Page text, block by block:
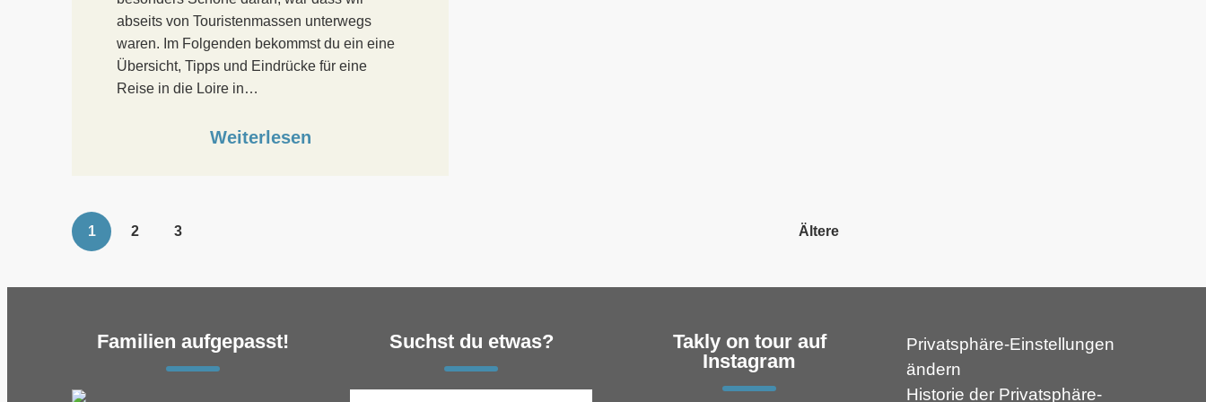
abseits von Touristenmassen unterwegs
waren. Im Folgenden bekommst du ein eine
Übersicht, Tipps und Eindrücke für eine
Reise in die Loire in…
Weiterlesen
1 2 3 Ältere
Familien aufgepasst! Suchst du etwas?
Takly on tour auf
Instagram
Privatsphäre-Einstellungen
ändern
Historie der Privatsphäre-